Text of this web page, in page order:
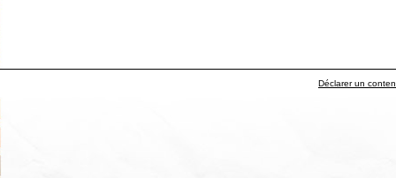
Déclarer un